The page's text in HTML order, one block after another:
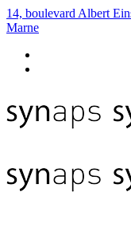
14, boulevard Albert
Marne